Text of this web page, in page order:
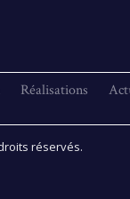
Réalisations
réservés.